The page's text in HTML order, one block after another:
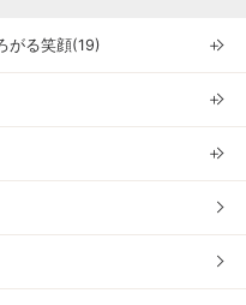
がる笑顔(19) ＋
＋
＋